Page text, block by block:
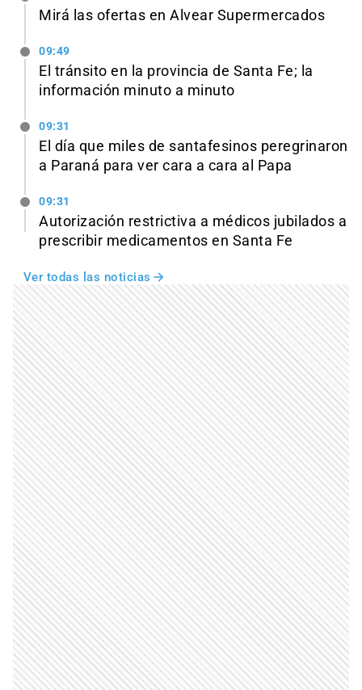
Mirá las ofertas en Alvear Supermercados
09:49
El tránsito en la provincia de Santa Fe; la
información minuto a minuto
09:31
El día que miles de santafesinos peregrinaron
a Paraná para ver cara a cara al Papa
09:31
Autorización restrictiva a médicos jubilados a
prescribir medicamentos en Santa Fe
Ver todas las noticias